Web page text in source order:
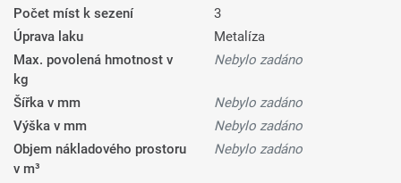
Počet míst k sezení
3
Úprava laku
Metalíza
Max. povolená hmotnost v
kg
Nebylo zadáno
Šířka v mm
Nebylo zadáno
Výška v mm
Nebylo zadáno
Objem nákladového prostoru
v m³
Nebylo zadáno